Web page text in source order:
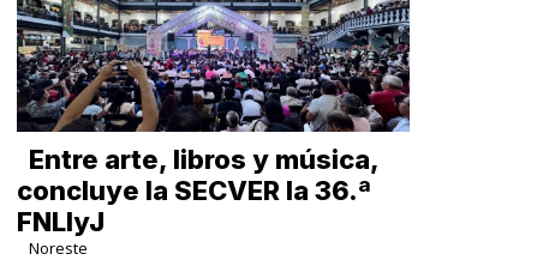
Entre arte, libros y música,
concluye la SECVER la 36.ª
FNLIyJ
Noreste